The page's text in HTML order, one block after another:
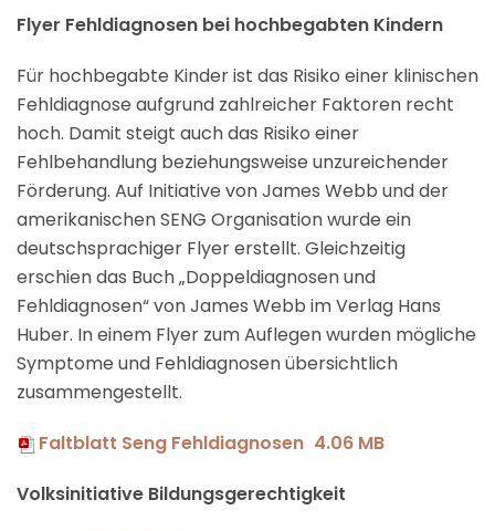
Flyer Fehldiagnosen bei hochbegabten Kindern
Für hochbegabte Kinder ist das Risiko einer klinischen
Fehldiagnose aufgrund zahlreicher Faktoren recht
hoch. Damit steigt auch das Risiko einer
Fehlbehandlung beziehungsweise unzureichender
Förderung. Auf Initiative von James Webb und der
amerikanischen SENG Organisation wurde ein
deutschsprachiger Flyer erstellt. Gleichzeitig
erschien das Buch „Doppeldiagnosen und
Fehldiagnosen“ von James Webb im Verlag Hans
Huber. In einem Flyer zum Auflegen wurden mögliche
Symptome und Fehldiagnosen übersichtlich
zusammengestellt.
Faltblatt Seng Fehldiagnosen 4.06 MB
Volksinitiative Bildungsgerechtigkeit